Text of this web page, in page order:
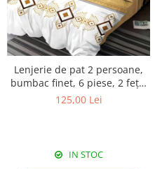
Lenjerie de pat 2 persoane,
bumbac finet, 6 piese, 2 fețe,
SP828
125,00 Lei
IN STOC